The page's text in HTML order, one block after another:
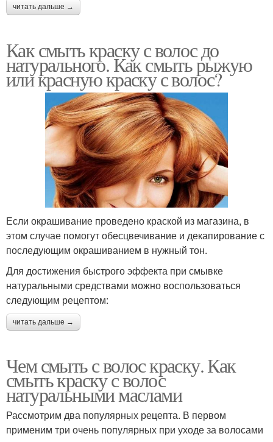
читать дальше →
Как смыть краску с волос до
натурального. Как смыть рыжую
или красную краску с волос?
Если окрашивание проведено краской из магазина, в
этом случае помогут обесцвечивание и декапирование с
последующим окрашиванием в нужный тон.
Для достижения быстрого эффекта при смывке
натуральными средствами можно воспользоваться
следующим рецептом:
читать дальше →
Чем смыть с волос краску. Как
смыть краску с волос
натуральными маслами
Рассмотрим два популярных рецепта. В первом
применим три очень популярных при уходе за волосами